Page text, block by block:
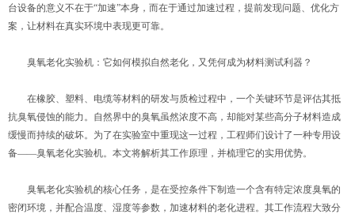
台设备的意义不在于“加速”本身，而在于通过加速过程，提前发现问题、优化方
案，让材料在真实环境中表现更可靠。
臭氧老化实验机：它如何模拟自然老化，又凭何成为材料测试利器？
在橡胶、塑料、电缆等材料的研发与质检过程中，一个关键环节是评估其抵
抗臭氧侵蚀的能力。自然界中的臭氧虽然浓度不高，却能对某些高分子材料造成
缓慢而持续的破坏。为了在实验室中重现这一过程，工程师们设计了一种专用设
备——臭氧老化实验机。本文将解析其工作原理，并梳理它的实用优势。
臭氧老化实验机的核心任务，是在受控条件下制造一个含有特定浓度臭氧的
密闭环境，并配合温度、湿度等参数，加速材料的老化进程。其工作流程大致分